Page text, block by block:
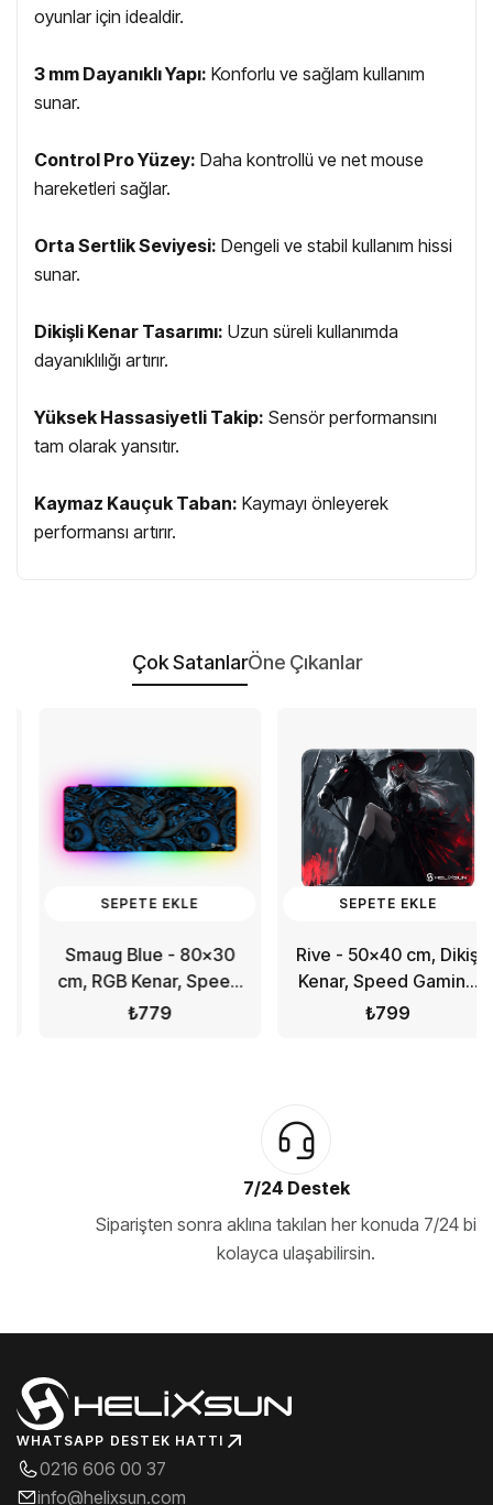
oyunlar için idealdir.
3 mm Dayanıklı Yapı: Konforlu ve sağlam kullanım
sunar.
Control Pro Yüzey: Daha kontrollü ve net mouse
hareketleri sağlar.
Orta Sertlik Seviyesi: Dengeli ve stabil kullanım hissi
sunar.
Dikişli Kenar Tasarımı: Uzun süreli kullanımda
dayanıklılığı artırır.
Yüksek Hassasiyetli Takip: Sensör performansını
tam olarak yansıtır.
Kaymaz Kauçuk Taban: Kaymayı önleyerek
performansı artırır.
Çok SatanlarÖne Çıkanlar
SEPETE EKLE
Smaug Blue - 80x30
cm, RGB Kenar, Speed
Gaming Mousepad
₺779
SEPETE EKLE
Rive - 50x40 cm, Dikiş
Kenar, Speed Gaming
Mousepad
₺799
7/24 Destek
Siparişten sonra aklına takılan her konuda 7/24 bize
kolayca ulaşabilirsin.
WHATSAPP DESTEK HATTI
0216 606 00 37
info@helixsun.com